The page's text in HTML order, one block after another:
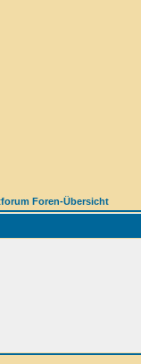
Foren-Übersicht